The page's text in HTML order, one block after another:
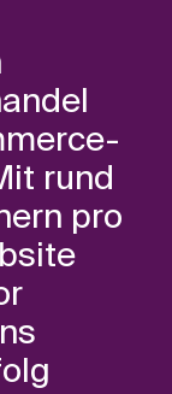
rund
pro